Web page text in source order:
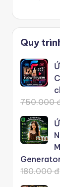
Quy
750.000
180.000 đ